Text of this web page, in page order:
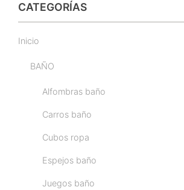
CATEGORÍAS
Inicio
BAÑO
Alfombras baño
Carros baño
Cubos ropa
Espejos baño
Juegos baño